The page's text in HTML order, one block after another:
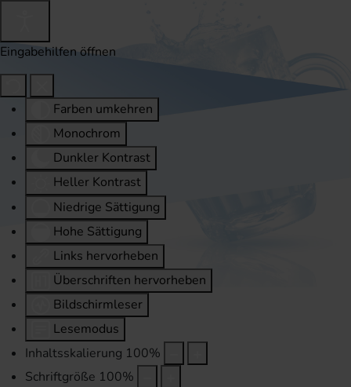
Eingabehilfen öffnen
Farben umkehren
Monochrom
Dunkler Kontrast
Heller Kontrast
Niedrige Sättigung
Hohe Sättigung
Links hervorheben
Überschriften hervorheben
Bildschirmleser
Lesemodus
Inhaltsskalierung 100%
Schriftgröße 100%